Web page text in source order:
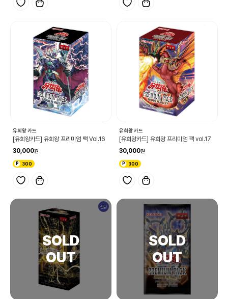
유희왕 카드
[유희왕카드] 유희왕 프리미엄 팩 Vol.16
30,000
300
유희왕 카드
[유희왕카드] 유희왕 프리미엄 팩 vol.17
30,000
300
신규